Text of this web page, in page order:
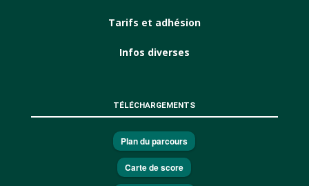
Tarifs et adhésion
Infos diverses
TÉLÉCHARGEMENTS
Plan du parcours
Carte de score